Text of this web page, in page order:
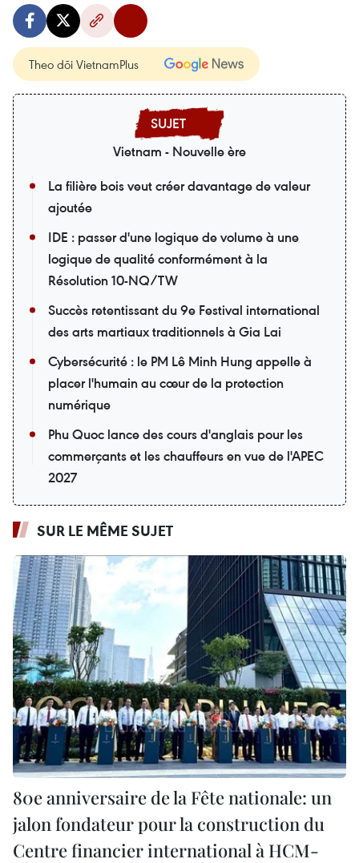
Theo dõi VietnamPlus
Vietnam - Nouvelle ère
La filière bois veut créer davantage de valeur
ajoutée
IDE : passer d'une logique de volume à une
logique de qualité conformément à la
Résolution 10-NQ/TW
Succès retentissant du 9e Festival international
des arts martiaux traditionnels à Gia Lai
Cybersécurité : le PM Lê Minh Hung appelle à
placer l'humain au cœur de la protection
numérique
Phu Quoc lance des cours d'anglais pour les
commerçants et les chauffeurs en vue de l'APEC
2027
SUR LE MÊME SUJET
80e anniversaire de la Fête nationale: un
jalon fondateur pour la construction du
Centre financier international à HCM-